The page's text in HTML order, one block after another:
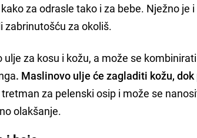
za odrasle tako i za bebe. Nježno je
zabrinutošću za okoliš.
za kosu i kožu, a može se
. Maslinovo ulje će zagladiti kožu,
za pelenski osip i može se
olakšanje.